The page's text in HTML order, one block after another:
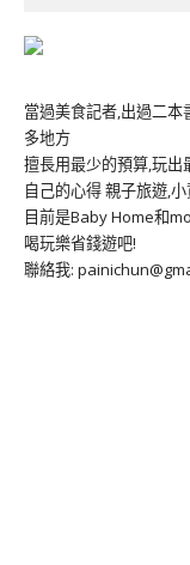
當過美食記者,出過二
多地方
擅長用最少的預算,玩出
自己的心得 親子旅遊,
目前是Baby Home和
喝玩樂省錢遊吧!
聯絡我: